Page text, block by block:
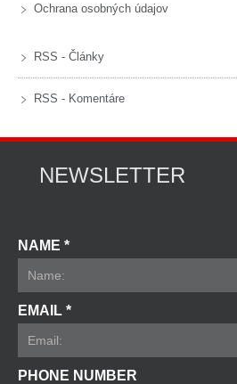
Ochrana osobných údajov
RSS - Články
RSS - Komentáre
NEWSLETTER
NAME *
EMAIL *
PHONE NUMBER